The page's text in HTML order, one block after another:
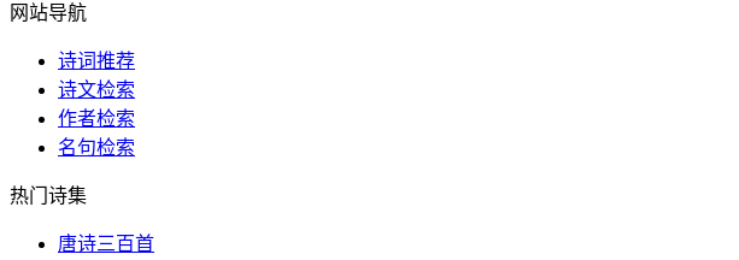
网站导航
诗词推荐
诗文检索
作者检索
名句检索
热门诗集
唐诗三百首